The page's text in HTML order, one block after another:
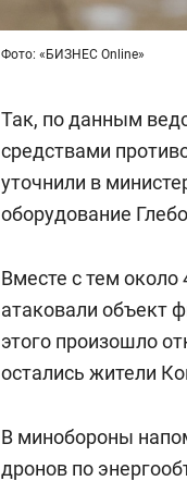
Фото: «БИЗНЕС Online»
Так, по данным
средствами
уточнили в
оборудование
Вместе с тем
атаковали объект
этого произошло
остались жители
В минобороны
дронов по